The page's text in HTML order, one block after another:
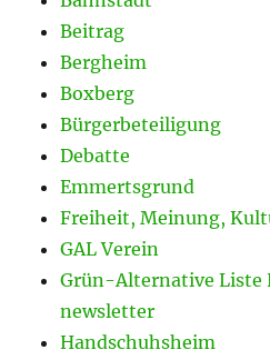
Beitrag
Bergheim
Boxberg
Bürgerbeteiligung
Debatte
Emmertsgrund
Freiheit, Meinung,
GAL Verein
Grün-Alternative Liste
newsletter
Handschuhsheim